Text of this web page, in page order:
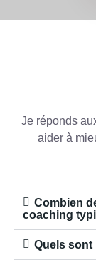
Je réponds
aider à
Combien
coaching
Quels sont